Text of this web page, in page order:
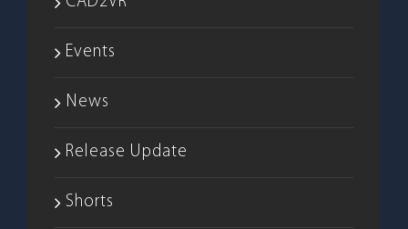
Events
News
Release Update
Shorts